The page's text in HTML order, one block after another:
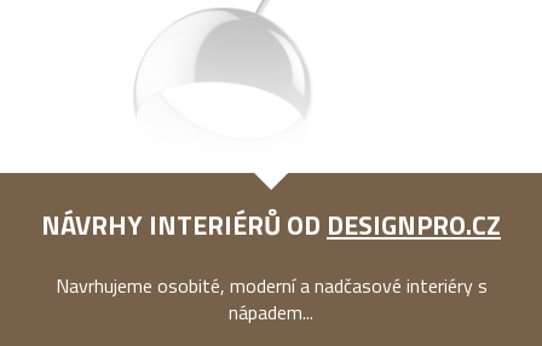
NÁVRHY INTERIÉRŮ OD DESIGNPRO.CZ
Navrhujeme osobité, moderní a nadčasové interiéry s
nápadem...